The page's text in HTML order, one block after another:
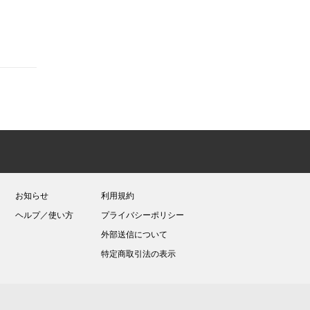
お知らせ
ヘルプ／使い方
利用規約
プライバシーポリシー
外部送信について
特定商取引法の表示